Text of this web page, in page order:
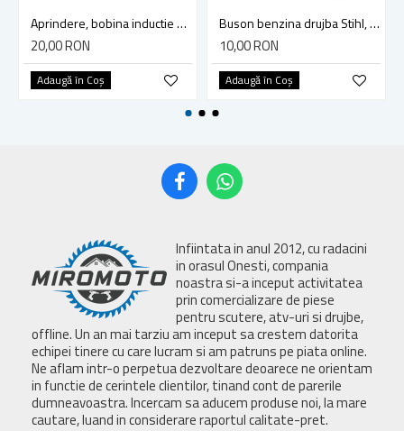
Aprindere, bobina inductie motocoasa chinezeasca TL43 TL 52, Ruris Dac 210, Dac 310
20,00 RON
Adaugă în Coş
Buson benzina drujba Stihl, model cu clapeta
10,00 RON
Adaugă în Coş
Infiintata in anul 2012, cu radacini
in orasul Onesti, compania
noastra si-a inceput activitatea
prin comercializare de piese
pentru scutere, atv-uri si drujbe,
offline. Un an mai tarziu am inceput sa crestem datorita
echipei tinere cu care lucram si am patruns pe piata online.
Ne aflam intr-o perpetua dezvoltare deoarece ne orientam
in functie de cerintele clientilor, tinand cont de parerile
dumneavoastra. Incercam sa aducem produse noi, la mare
cautare, luand in considerare raportul calitate-pret.